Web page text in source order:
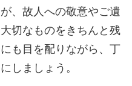
、故人への敬意やご遺
切なものをきちんと残
も目を配りながら、丁
しましょう。